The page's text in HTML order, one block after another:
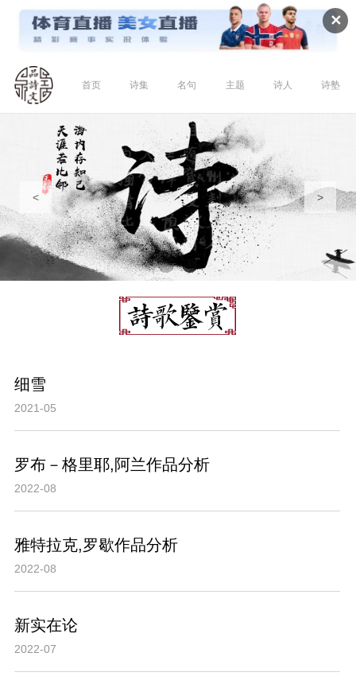
✕
首页 诗集 名句 主题 诗人 诗塾
< >
细雪
2021-05
罗布－格里耶,阿兰作品分析
2022-08
雅特拉克,罗歇作品分析
2022-08
新实在论
2022-07